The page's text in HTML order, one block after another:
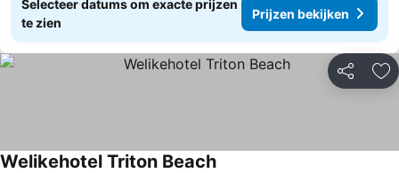
Selecteer datums om exacte prijzen
te zien
Prijzen bekijken
Delen
Welikehotel Triton Beach